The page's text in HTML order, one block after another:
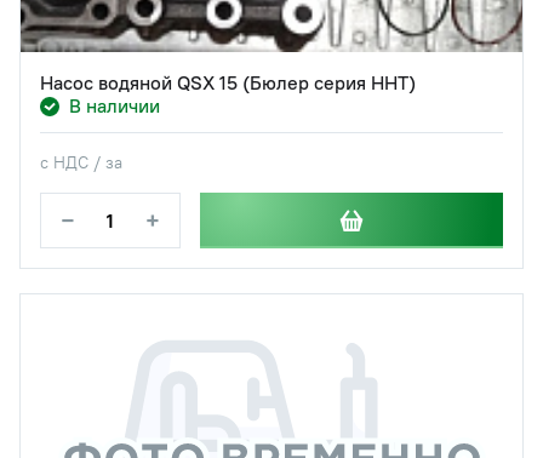
Насос водяной QSX 15 (Бюлер серия HHT)
В наличии
с НДС / за
− +